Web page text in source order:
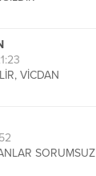
VİCDAN
SORUMSUZ